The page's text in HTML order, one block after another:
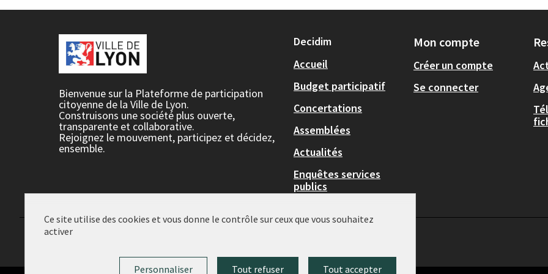
Bienvenue sur la Plateforme de participation
citoyenne de la Ville de Lyon.
Construisons une société plus ouverte,
transparente et collaborative.
Rejoignez le mouvement, participez et décidez,
ensemble.
Decidim
Accueil
Budget participatif
Concertations
Assemblées
Actualités
Enquêtes services
publics
Mon compte
Créer un compte
Se connecter
Ce site utilise des cookies et vous donne le contrôle sur ceux que vous souhaitez
activer
Tout accepter
Tout refuser
Personnaliser